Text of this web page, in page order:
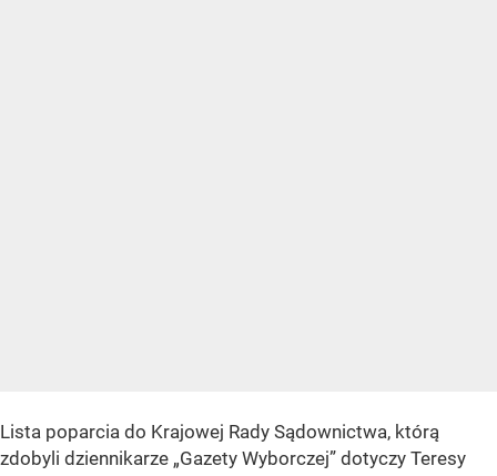
Lista poparcia do Krajowej Rady Sądownictwa, którą
zdobyli dziennikarze „Gazety Wyborczej” dotyczy Teresy